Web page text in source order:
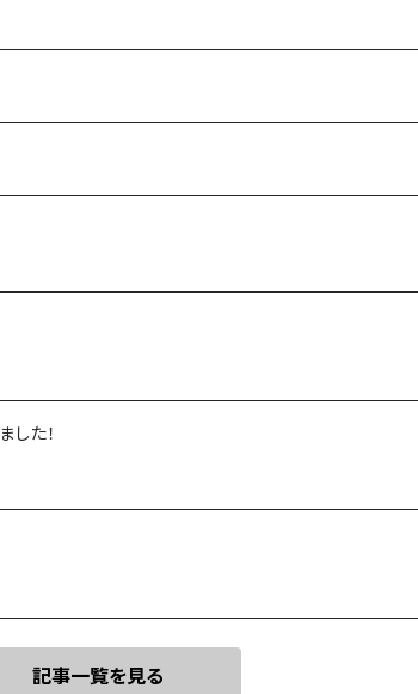
た！
記事一覧を見る